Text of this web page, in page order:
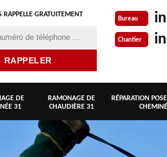
RAPPELLE GRATUITEMENT
Bureau
Chantier
DE
31
RAMONAGE DE
CHAUDIÈRE 31
RÉPARATION